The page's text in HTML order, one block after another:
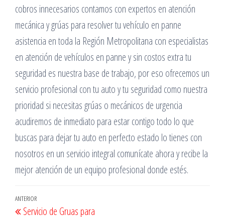
cobros innecesarios contamos con expertos en atención
mecánica y grúas para resolver tu vehículo en panne
asistencia en toda la Región Metropolitana con especialistas
en atención de vehículos en panne y sin costos extra tu
seguridad es nuestra base de trabajo, por eso ofrecemos un
servicio profesional con tu auto y tu seguridad como nuestra
prioridad si necesitas grúas o mecánicos de urgencia
acudiremos de inmediato para estar contigo todo lo que
buscas para dejar tu auto en perfecto estado lo tienes con
nosotros en un servicio integral comunícate ahora y recibe la
mejor atención de un equipo profesional donde estés.
Navegación
Entrada
ANTERIOR
Servicio de Gruas para